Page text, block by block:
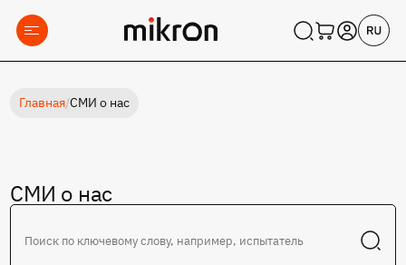
Главная/СМИ о нас
СМИ о нас